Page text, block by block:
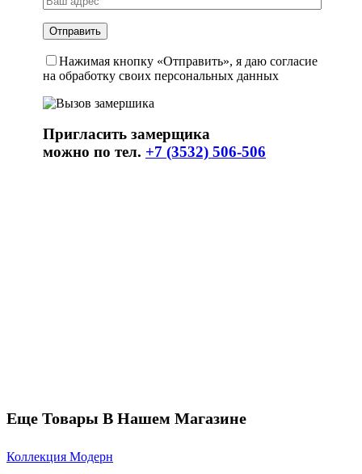
Нажимая кнопку «Отправить», я даю согласие
на обработку своих персональных данных
Пригласить замерщика
можно по тел. +7 (3532) 506-506
Еще Товары В Нашем Магазине
Коллекция Модерн